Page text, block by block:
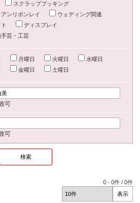
スクラップブッキング
ンリボンレイ
ウェディング関連
ディスプレイ
手芸・工芸
月曜日 火曜日
水曜日
金曜日 土曜日
可
可
0 -0件 /0件